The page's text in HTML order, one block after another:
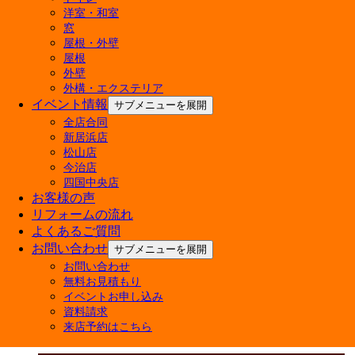
洋室・和室
窓
屋根・外壁
屋根
外壁
外構・エクステリア
イベント情報
サブメニューを展開
全店合同
新居浜店
松山店
今治店
四国中央店
お客様の声
リフォームの流れ
よくあるご質問
お問い合わせ サブメニューを展開
お問い合わせ
無料お見積もり
イベントお申し込み
資料請求
来店予約はこちら
会社概要
経営理念
店舗紹介